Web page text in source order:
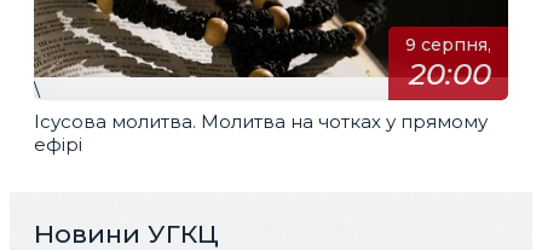
9 серпня,
20:00
\
Ісусова молитва. Молитва на чотках у прямому
ефірі
Новини УГКЦ